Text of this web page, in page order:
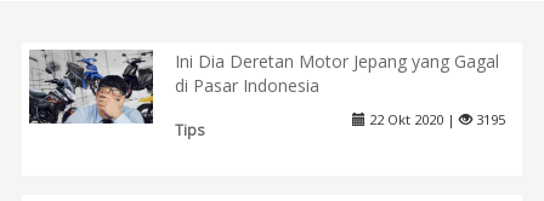
Ini Dia Deretan Motor Jepang yang Gagal
di Pasar Indonesia
Tips
22 Okt 2020 | 3195